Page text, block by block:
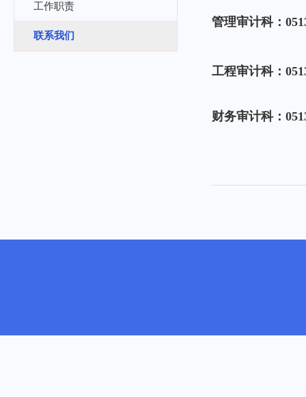
工作职责
联系我们
管理审计科：
工程审计科：
财务审计科：